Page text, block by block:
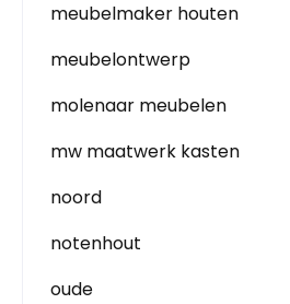
meubelmaker houten
meubelontwerp
molenaar meubelen
mw maatwerk kasten
noord
notenhout
oude